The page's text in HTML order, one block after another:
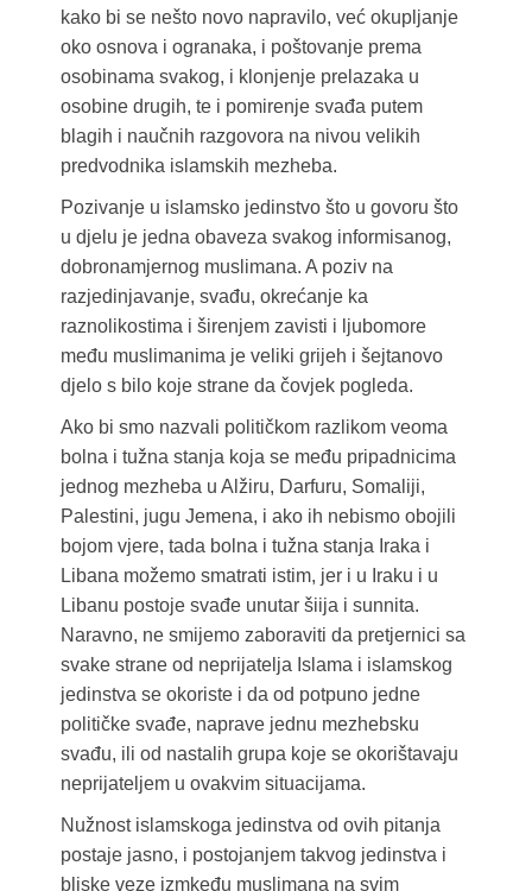
kako bi se nešto novo napravilo, već okupljanje
oko osnova i ogranaka, i poštovanje prema
osobinama svakog, i klonjenje prelazaka u
osobine drugih, te i pomirenje svađa putem
blagih i naučnih razgovora na nivou velikih
predvodnika islamskih mezheba.
Pozivanje u islamsko jedinstvo što u govoru što
u djelu je jedna obaveza svakog informisanog,
dobronamjernog muslimana. A poziv na
razjedinjavanje, svađu, okrećanje ka
raznolikostima i širenjem zavisti i ljubomore
među muslimanima je veliki grijeh i šejtanovo
djelo s bilo koje strane da čovjek pogleda.
Ako bi smo nazvali političkom razlikom veoma
bolna i tužna stanja koja se među pripadnicima
jednog mezheba u Alžiru, Darfuru, Somaliji,
Palestini, jugu Jemena, i ako ih nebismo obojili
bojom vjere, tada bolna i tužna stanja Iraka i
Libana možemo smatrati istim, jer i u Iraku i u
Libanu postoje svađe unutar šiija i sunnita.
Naravno, ne smijemo zaboraviti da pretjernici sa
svake strane od neprijatelja Islama i islamskog
jedinstva se okoriste i da od potpuno jedne
političke svađe, naprave jednu mezhebsku
svađu, ili od nastalih grupa koje se okorištavaju
neprijateljem u ovakvim situacijama.
Nužnost islamskoga jedinstva od ovih pitanja
postaje jasno, i postojanjem takvog jedinstva i
bliske veze izmkeđu muslimana na svim